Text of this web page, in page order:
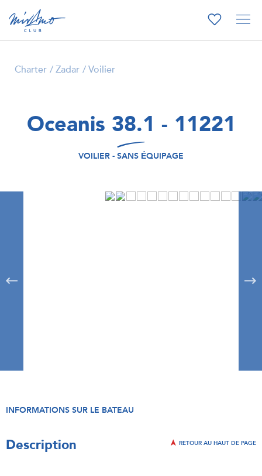
Charter Zadar Voilier
Oceanis 38.1 - 11221
VOILIER - SANS ÉQUIPAGE
INFORMATIONS SUR LE BATEAU
Description RETOUR AU HAUT DE PAGE